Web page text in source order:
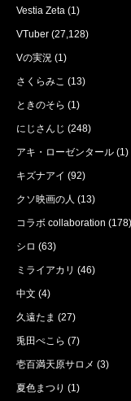
Vestia Zeta (1)
VTuber (27,128)
Vの実況 (1)
さくらみこ (13)
ときのそら (1)
にじさんじ (248)
アキ・ローゼンタール (1)
キズナアイ (92)
クソ映画の人 (13)
コラボ collaboration (178)
シロ (63)
ミライアカリ (46)
中文 (4)
久遠たま (27)
兎田ぺこら (7)
壱百満天原サロメ (3)
夏色まつり (1)